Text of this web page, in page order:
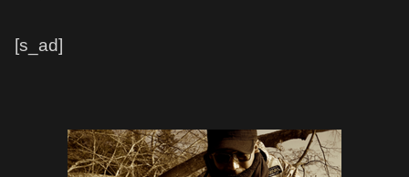
[s_ad]